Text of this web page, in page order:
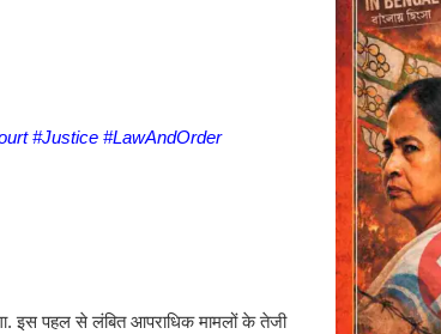
#Justice #LawAndOrder
इस पहल से लंबित आपराधिक मामलों के तेजी